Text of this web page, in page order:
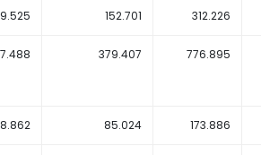
152.701 312.226
379.407 776.895
85.024 173.886